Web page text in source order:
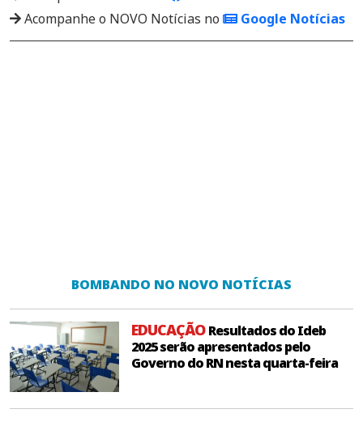
Acompanhe o NOVO Notícias no
Google Notícias
BOMBANDO NO NOVO NOTÍCIAS
EDUCAÇÃOResultados do Ideb
2025 serão apresentados pelo
Governo do RN nesta quarta-feira